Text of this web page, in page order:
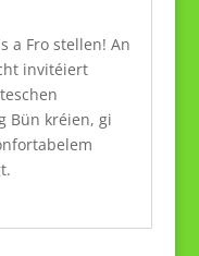
a Fro stellen! An
invitéiert
Bün kréien, gi